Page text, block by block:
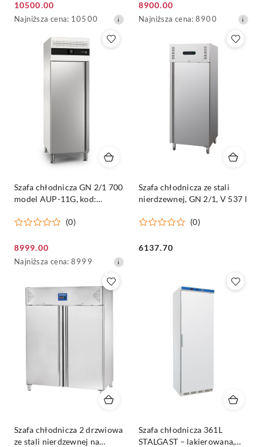
Cena
promocyjna:
10500.00
Najniższa
Najniższa cena: 10500
Cena
promocyjna:
8900.00
Najniższa
Najniższa cena: 8900
Szafa chłodnicza GN 2/1 700
model AUP-11G, kod:
(0)
Cena
promocyjna:
8999.00
Najniższa
Najniższa cena: 8999
Szafa chłodnicza ze stali
nierdzewnej, GN 2/1, V 537 l
(0)
Cena:
6137.70
Szafa chłodnicza 2 drzwiowa
ze stali nierdzewnej na
Szafa chłodnicza 361L
STALGAST – lakierowana,